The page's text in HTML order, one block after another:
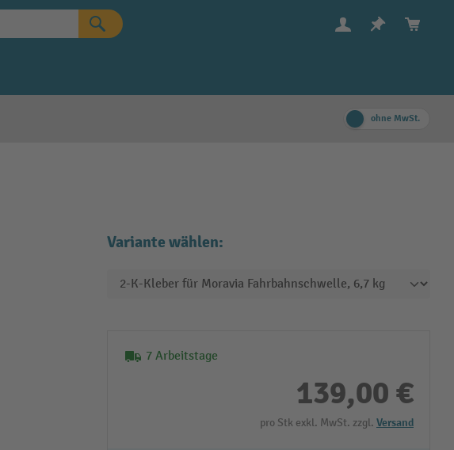
ohne MwSt.
Variante wählen:
7 Arbeitstage
139,00 €
pro Stk exkl. MwSt. zzgl. Versand